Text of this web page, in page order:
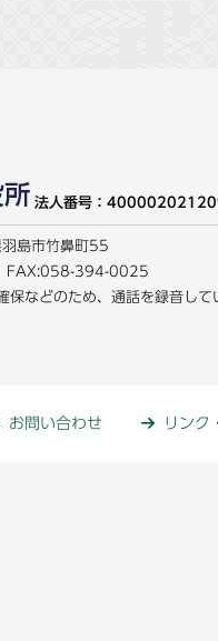
法人番号：
島市竹鼻町55
FAX:058-394-0025
保などのため、通話を録音して
お問い合わせ リンク